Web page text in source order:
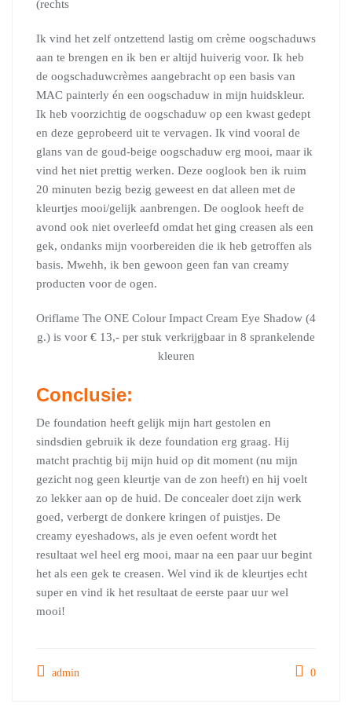
(rechts
Ik vind het zelf ontzettend lastig om crème oogschaduws
aan te brengen en ik ben er altijd huiverig voor. Ik heb
de oogschaduwcrèmes aangebracht op een basis van
MAC painterly én een oogschaduw in mijn huidskleur.
Ik heb voorzichtig de oogschaduw op een kwast gedept
en deze geprobeerd uit te vervagen. Ik vind vooral de
glans van de goud-beige oogschaduw erg mooi, maar ik
vind het niet prettig werken. Deze ooglook ben ik ruim
20 minuten bezig bezig geweest en dat alleen met de
kleurtjes mooi/gelijk aanbrengen. De ooglook heeft de
avond ook niet overleefd omdat het ging creasen als een
gek, ondanks mijn voorbereiden die ik heb getroffen als
basis. Mwehh, ik ben gewoon geen fan van creamy
producten voor de ogen.
Oriflame The ONE Colour Impact Cream Eye Shadow (4
g.) is voor € 13,- per stuk verkrijgbaar in 8 sprankelende
kleuren
Conclusie:
De foundation heeft gelijk mijn hart gestolen en
sindsdien gebruik ik deze foundation erg graag. Hij
matcht prachtig bij mijn huid op dit moment (nu mijn
gezicht nog geen kleurtje van de zon heeft) en hij voelt
zo lekker aan op de huid. De concealer doet zijn werk
goed, verbergt de donkere kringen of puistjes. De
creamy eyeshadows, als je even oefent wordt het
resultaat wel heel erg mooi, maar na een paar uur begint
het als een gek te creasen. Wel vind ik de kleurtjes echt
super en vind ik het resultaat de eerste paar uur wel
mooi!
admin 0